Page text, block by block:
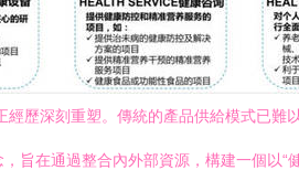
歷深刻重塑。傳統的產品供給模式已
旨在通過整合內外部資源，構建一個以